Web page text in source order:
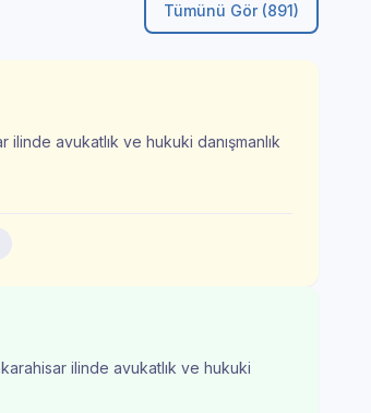
Tümünü Gör (891)
ilinde avukatlık ve hukuki danışmanlık
ilinde avukatlık ve hukuki